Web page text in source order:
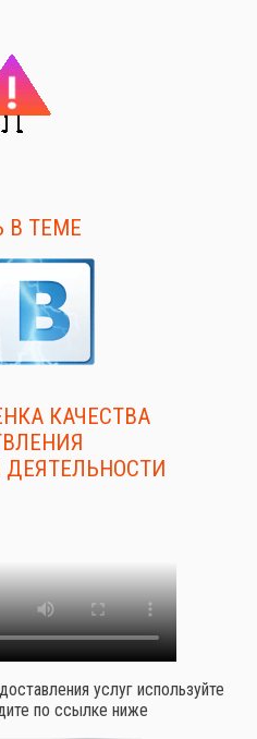
ТЕМЕ
КАЧЕСТВА
ДЕЯТЕЛЬНОСТИ
услуг используйте
по ссылке ниже